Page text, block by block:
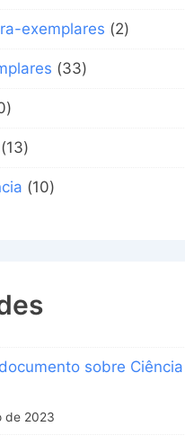
exemplares (2)
(33)
(13)
(10)
sobre Ciência
de 2023